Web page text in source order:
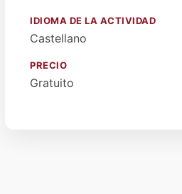
IDIOMA DE LA ACTIVIDAD
Castellano
PRECIO
Gratuito